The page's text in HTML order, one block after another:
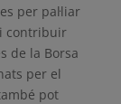
per pal·liar
contribuir
de la Borsa
per el
pot